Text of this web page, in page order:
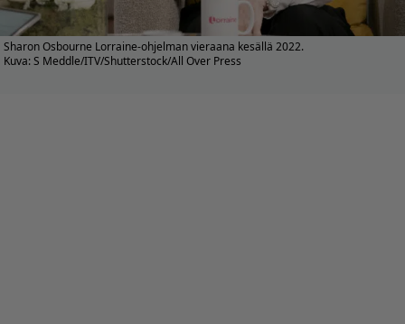
Sharon Osbourne Lorraine-ohjelman vieraana kesällä 2022.
Kuva: S Meddle/ITV/Shutterstock/All Over Press